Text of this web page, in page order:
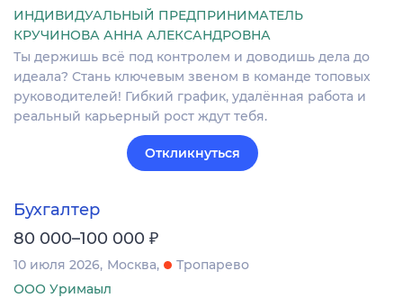
ИНДИВИДУАЛЬНЫЙ ПРЕДПРИНИМАТЕЛЬ
КРУЧИНОВА АННА АЛЕКСАНДРОВНА
Ты держишь всё под контролем и доводишь дела до
идеала? Стань ключевым звеном в команде топовых
руководителей! Гибкий график, удалённая работа и
реальный карьерный рост ждут тебя.
Откликнуться
Бухгалтер
80 000–100 000 ₽
10 июля 2026 Москва
Тропарево
ООО Уримаыл